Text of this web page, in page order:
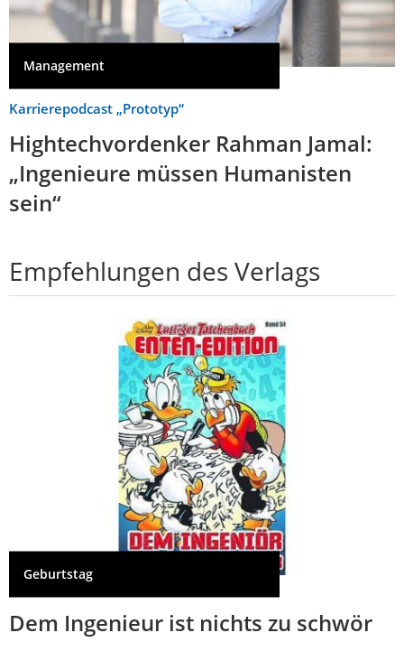
Management
Karrierepodcast „Prototyp“
Hightechvordenker Rahman Jamal:
„Ingenieure müssen Humanisten
sein“
Empfehlungen des Verlags
Geburtstag
Dem Ingenieur ist nichts zu schwör